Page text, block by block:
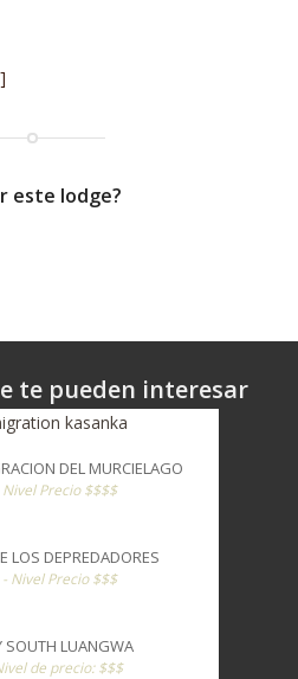
este lodge?
te pueden interesar
DEL MURCIELAGO
Precio $$$$
LOS DEPREDADORES
Nivel Precio $$$
SOUTH LUANGWA
de precio: $$$